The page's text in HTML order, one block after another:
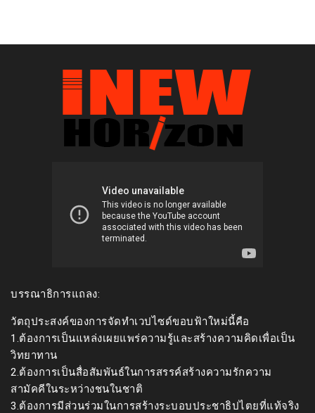
บรรณาธิการแถลง:
วัตถุประสงค์ของการจัดทำเวปไซด์ขอบฟ้าใหม่นี้คือ
1.ต้องการเป็นแหล่งเผยแพร่ความรู้และสร้างความคิดเพื่อเป็น
วิทยาทาน
2.ต้องการเป็นสื่อสัมพันธ์ในการสรรค์สร้างความรักความ
สามัคคีในระหว่างชนในชาติ
3.ต้องการมีส่วนร่วมในการสร้างระบอบประชาธิปไตยที่แท้จริง